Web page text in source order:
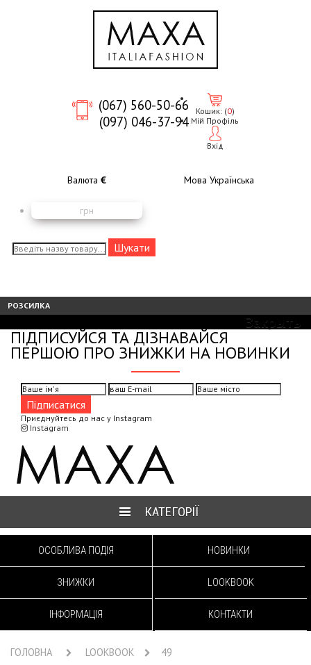
(067) 560-50-66
(097) 046-37-94
Кошик: (0)
Мій Профіль
Вхід
Валюта€
грн
Мова Українська
РОЗСИЛКА
Закрыть
MAXA FASHION GROUP
ПІДПИСУЙСЯ ТА ДІЗНАВАЙСЯ
ПЕРШОЮ ПРО ЗНИЖКИ НА НОВИНКИ
Приєднуйтесь до нас у Instagram
Instagram
КАТЕГОРІЇ
ОСОБЛИВА ПОДІЯ НОВИНКИ
ЗНИЖКИ LOOKBOOK
ІНФОРМАЦІЯ КОНТАКТИ
ГОЛОВНА LOOKBOOK 49